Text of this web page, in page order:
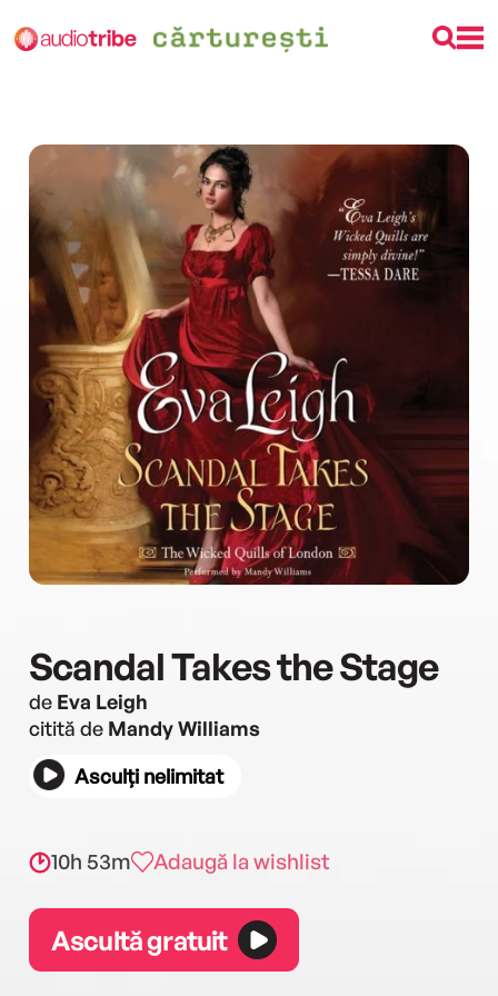
Scandal Takes the Stage
de Eva Leigh
citită de Mandy Williams
Asculți nelimitat
10h 53m Adaugă la wishlist
Ascultă gratuit